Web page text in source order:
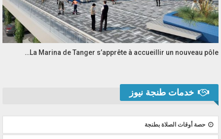
La Marina de Tanger s’apprête à accueillir un nouveau pôle…
خدمات طنجة نيوز
حصة أوقات الصلاة بطنجة